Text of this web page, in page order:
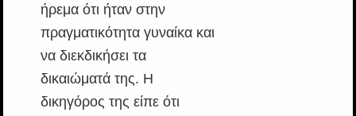
ήρεμα ότι ήταν στην
πραγματικότητα γυναίκα και
να διεκδικήσει τα
δικαιώματά της. Η
δικηγόρος της είπε ότι